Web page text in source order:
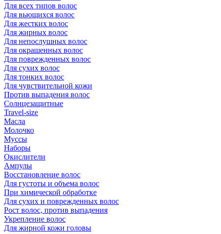
Для всех типов волос
Для вьющихся волос
Для жестких волос
Для жирных волос
Для непослушных волос
Для окрашенных волос
Для поврежденных волос
Для сухих волос
Для тонких волос
Для чувствительной кожи
Против выпадения волос
Солнцезащитные
Travel-size
Масла
Молочко
Муссы
Наборы
Окислители
Ампулы
Восстановление волос
Для густоты и объема волос
При химической обработке
Для сухих и поврежденных волос
Рост волос, против выпадения
Укрепление волос
Для жирной кожи головы